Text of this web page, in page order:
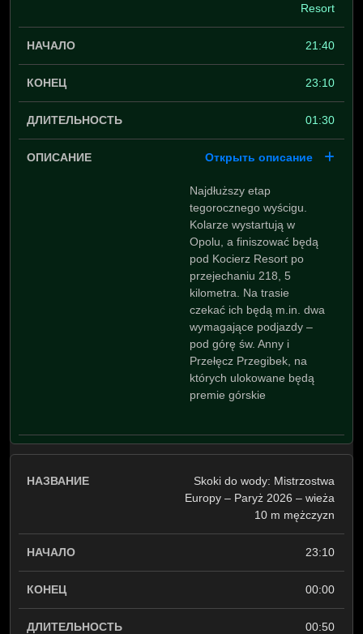
Resort
21:40
23:10
01:30
Открыть описание
Najdłuższy etap
tegorocznego wyścigu.
Kolarze wystartują w
Opolu, a finiszować będą
pod Kocierz Resort po
przejechaniu 218, 5
kilometra. Na trasie
czekać ich będą m.in. dwa
wymagające podjazdy –
pod górę św. Anny i
Przełęcz Przegibek, na
których ulokowane będą
premie górskie
Skoki do wody: Mistrzostwa
Europy – Paryż 2026 – wieża
10 m mężczyzn
23:10
00:00
00:50